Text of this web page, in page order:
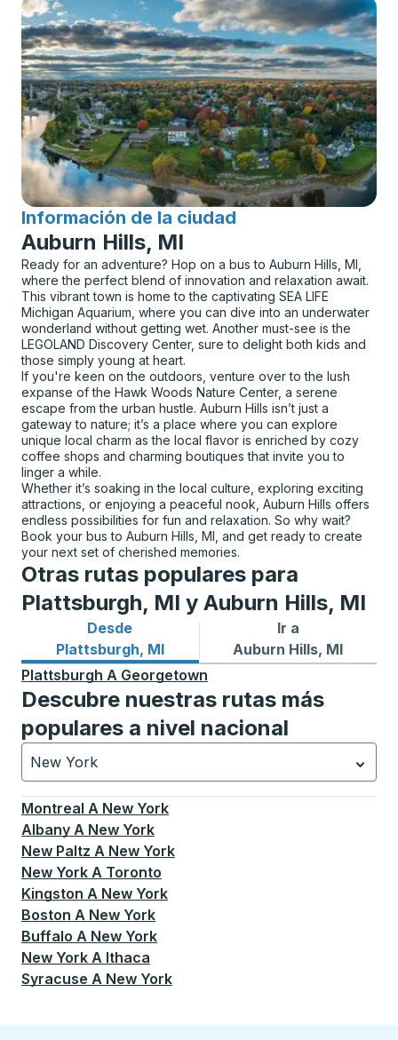
Información de la ciudad
para
Auburn Hills, MI
Ready for an adventure? Hop on a bus to Auburn Hills, MI,
where the perfect blend of innovation and relaxation await.
This vibrant town is home to the captivating SEA LIFE
Michigan Aquarium, where you can dive into an underwater
wonderland without getting wet. Another must-see is the
LEGOLAND Discovery Center, sure to delight both kids and
those simply young at heart.
If you're keen on the outdoors, venture over to the lush
expanse of the Hawk Woods Nature Center, a serene
escape from the urban hustle. Auburn Hills isn’t just a
gateway to nature; it’s a place where you can explore
unique local charm as the local flavor is enriched by cozy
coffee shops and charming boutiques that invite you to
linger a while.
Whether it’s soaking in the local culture, exploring exciting
attractions, or enjoying a peaceful nook, Auburn Hills offers
endless possibilities for fun and relaxation. So why wait?
Book your bus to Auburn Hills, MI, and get ready to create
your next set of cherished memories.
Otras rutas populares para
Plattsburgh, MI y Auburn Hills, MI
Desde
Plattsburgh, MI
Rutas de autobuses desde Plattsburgh, MI
Ir a
Auburn Hills, MI
Rutas de autobuses a
Plattsburgh A Georgetown
Descubre nuestras rutas más
populares a nivel nacional
New York
Currently selected: New York.La selección está
Montreal A New York
Albany A New York
New Paltz A New York
New York A Toronto
Kingston A New York
Boston A New York
Buffalo A New York
New York A Ithaca
Syracuse A New York